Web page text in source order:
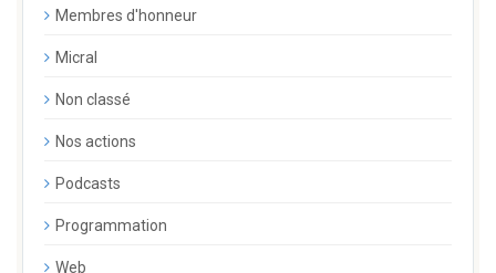
Membres d'honneur
Micral
Non classé
Nos actions
Podcasts
Programmation
Web